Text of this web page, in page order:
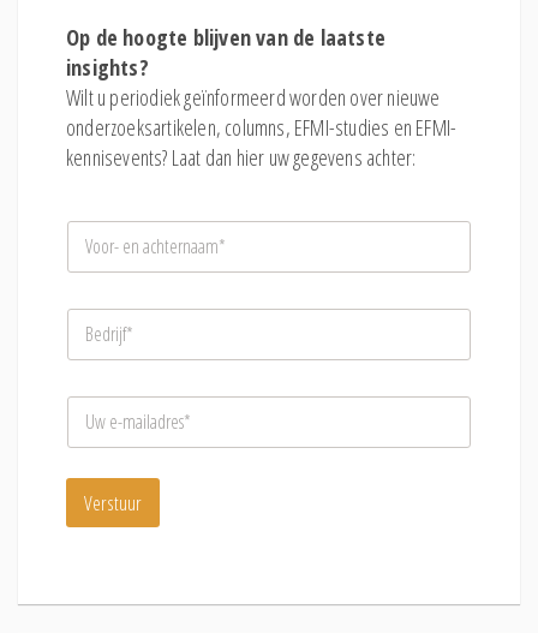
Op de hoogte blijven van de laatste
insights?
Wilt u periodiek geïnformeerd worden over nieuwe
onderzoeksartikelen, columns, EFMI-studies en EFMI-
kennisevents? Laat dan hier uw gegevens achter:
N
a
B
d
f
*
E
m
a
l
Verstuur